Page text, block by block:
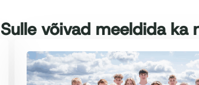
Sulle võivad meeldida ka